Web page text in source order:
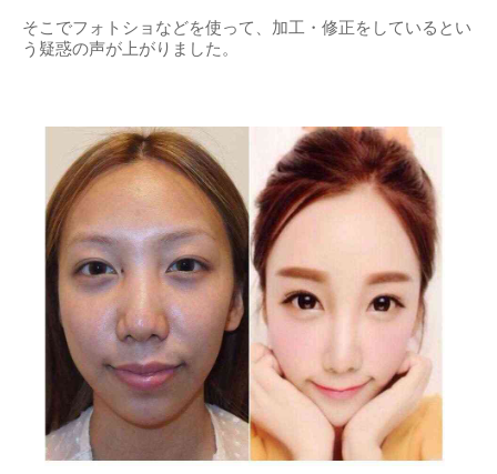
そこでフォトショなどを使って、加工・修正をしているとい
う疑惑の声が上がりました。